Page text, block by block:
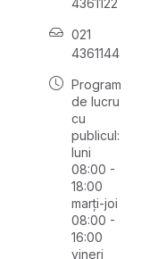
4361122
021
4361144
Program
de lucru
cu
publicul:
luni
08:00 -
18:00
marți-joi
08:00 -
16:00
vineri